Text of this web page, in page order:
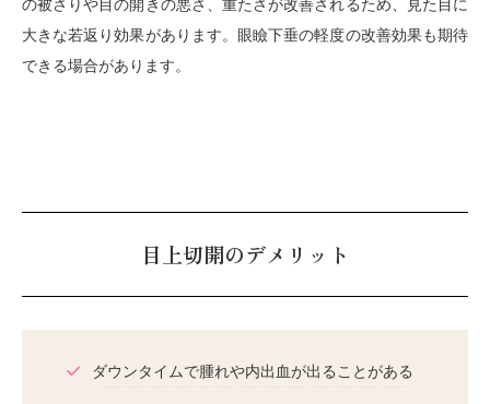
の被さりや目の開きの悪さ、重たさが改善されるため、見た目に
大きな若返り効果があります。眼瞼下垂の軽度の改善効果も期待
できる場合があります。
目上切開のデメリット
ダウンタイムで腫れや内出血が出ることがある